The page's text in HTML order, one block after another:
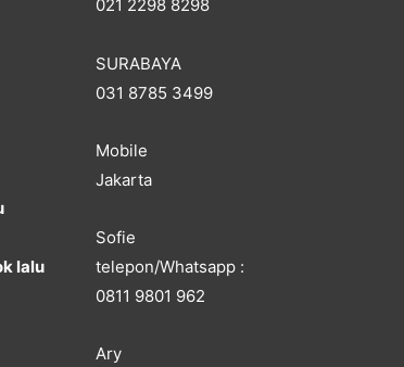
lalu
021 2298 8298
SURABAYA
031 8785 3499
Mobile
Jakarta
Sofie
telepon/Whatsapp :
0811 9801 962
Ary